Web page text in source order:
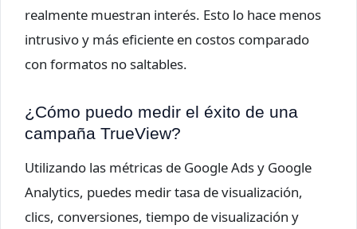
realmente muestran interés. Esto lo hace menos
intrusivo y más eficiente en costos comparado
con formatos no saltables.
¿Cómo puedo medir el éxito de una
campaña TrueView?
Utilizando las métricas de Google Ads y Google
Analytics, puedes medir tasa de visualización,
clics, conversiones, tiempo de visualización y